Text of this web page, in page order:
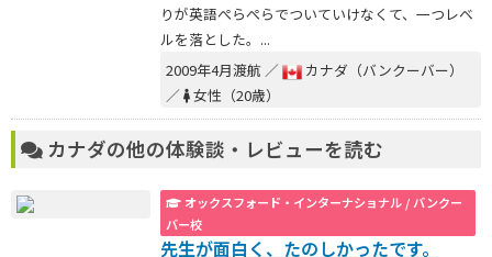
りが英語ぺらぺらでついていけなくて、一つレベ
ルを落とした。...
2009年4月渡航 ／
カナダ（バンクーバー）
／ 女性（20歳）
カナダの他の体験談・レビューを読む
オックスフォード・インターナショナル / バンクー
バー校
先生が面白く、たのしかったです。